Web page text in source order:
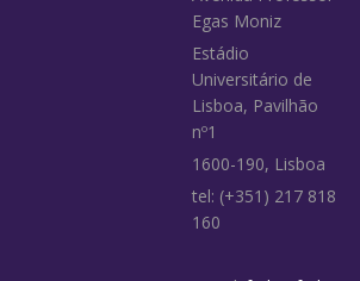
Egas Moniz
Estádio
Universitário de
Lisboa, Pavilhão
nº1
1600-190, Lisboa
tel: (+351) 217 818
160